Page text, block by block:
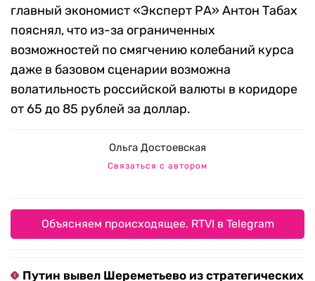
главный экономист «Эксперт РА» Антон Табах
пояснял, что из-за ограниченных
возможностей по смягчению колебаний курса
даже в базовом сценарии возможна
волатильность российской валюты в коридоре
от 65 до 85 рублей за доллар.
Ольга Достоевская
Связаться с автором
Объясняем происходящее. RTVI в Telegram
Путин вывел Шереметьево из стратегических